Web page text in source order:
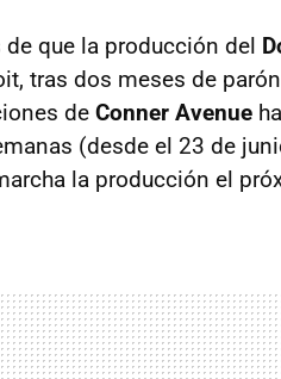
que la producción del
tras dos meses de
de Conner Avenue
(desde el 23 de
la producción el